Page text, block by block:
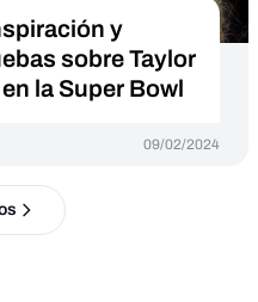
y
sobre Taylor
la Super Bowl
09/02/2024